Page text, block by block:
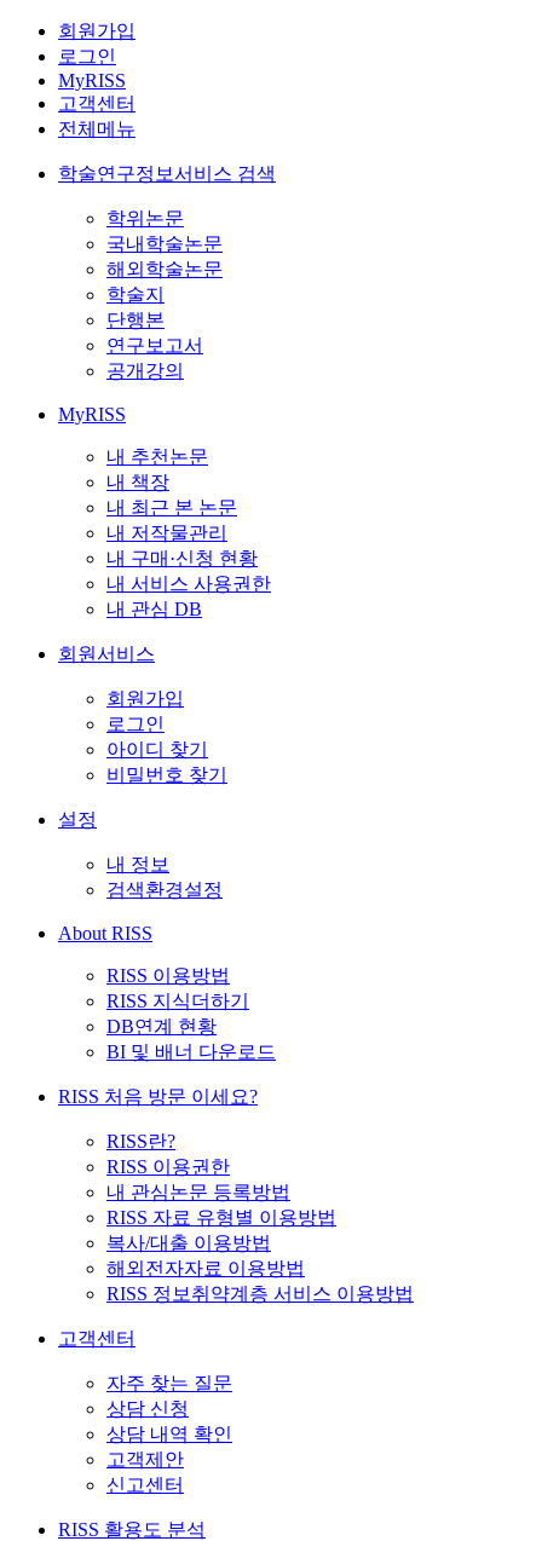
회원가입
로그인
MyRISS
고객센터
전체메뉴
학술연구정보서비스 검색
학위논문
국내학술논문
해외학술논문
학술지
단행본
연구보고서
공개강의
MyRISS
내 추천논문
내 책장
내 최근 본 논문
내 저작물관리
내 구매·신청 현황
내 서비스 사용권한
내 관심 DB
회원서비스
회원가입
로그인
아이디 찾기
비밀번호 찾기
설정
내 정보
검색환경설정
About RISS
RISS 이용방법
RISS 지식더하기
DB연계 현황
BI 및 배너 다운로드
RISS 처음 방문 이세요?
RISS란?
RISS 이용권한
내 관심논문 등록방법
RISS 자료 유형별 이용방법
복사/대출 이용방법
해외전자자료 이용방법
RISS 정보취약계층 서비스 이용방법
고객센터
자주 찾는 질문
상담 신청
상담 내역 확인
고객제안
신고센터
RISS 활용도 분석